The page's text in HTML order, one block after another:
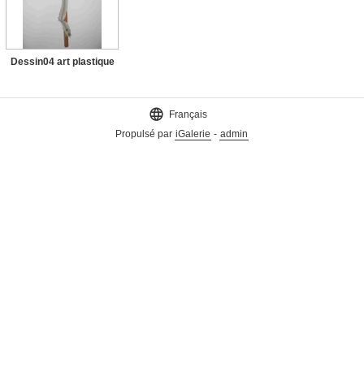
Dessin04 art plastique

Français
Propulsé par iGalerie - admin